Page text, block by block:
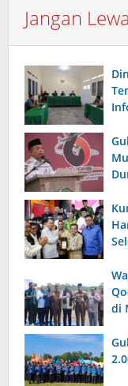
Jangan
di